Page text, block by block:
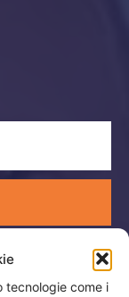
tecnologie come i